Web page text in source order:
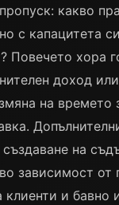
какво
с капацитета
Повечето хора
доход
на времето
на
зависимост от
клиенти и бавно